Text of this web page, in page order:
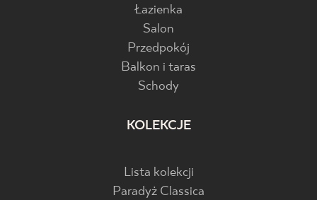
Łazienka
Salon
Przedpokój
Balkon i taras
Schody
KOLEKCJE
Lista kolekcji
Paradyż Classica